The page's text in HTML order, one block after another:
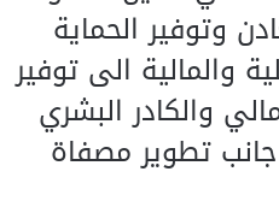
وتوفير الحماية
والمالية الى توفير
والكادر البشري
تطوير مصفاة